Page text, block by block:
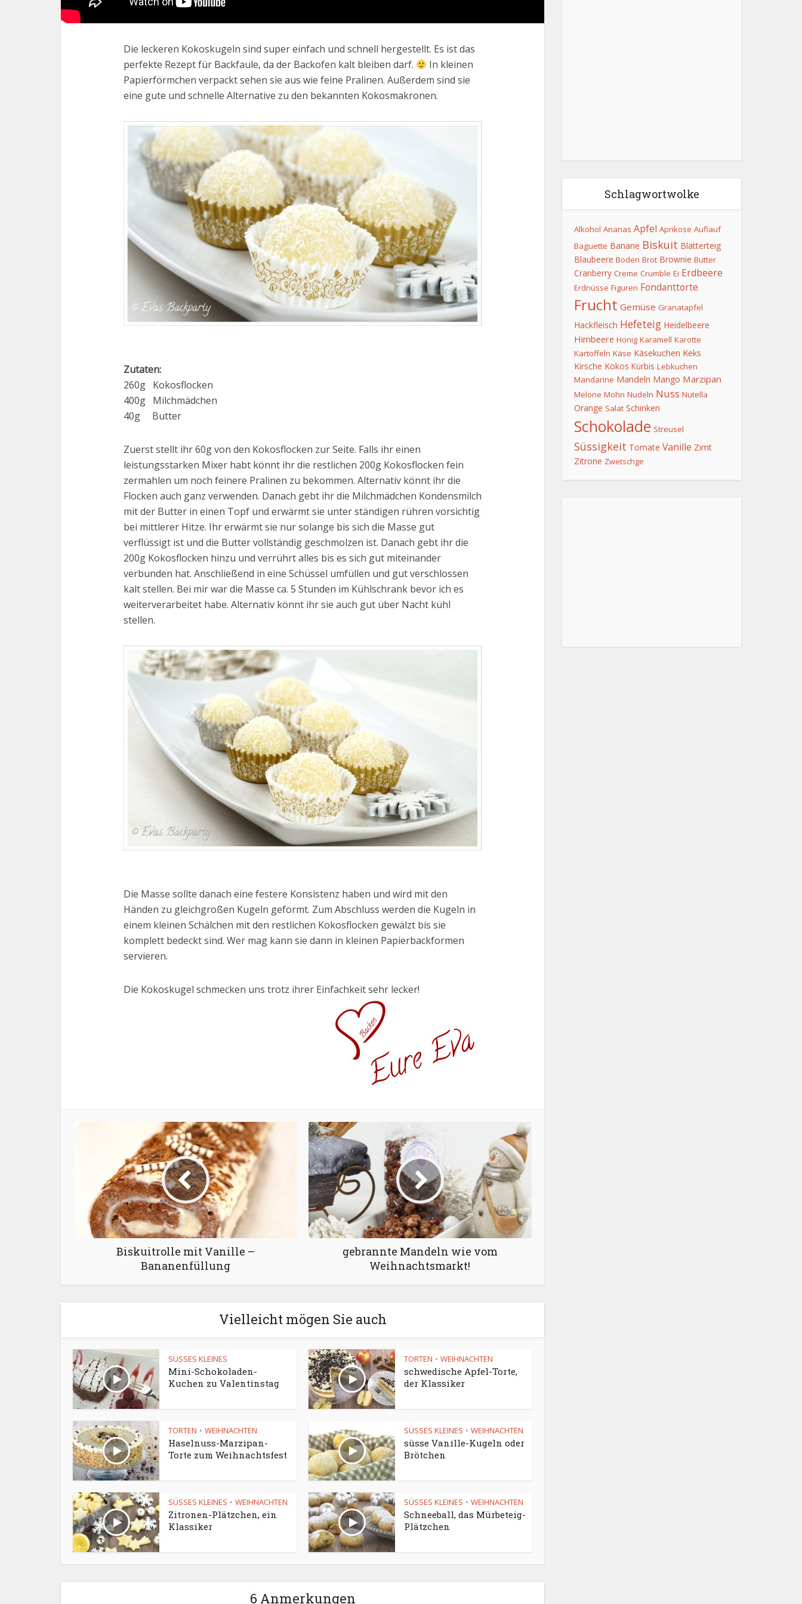
Die leckeren Kokoskugeln sind super einfach und schnell hergestellt. Es ist das
perfekte Rezept für Backfaule, da der Backofen kalt bleiben darf.
In kleinen
Papierförmchen verpackt sehen sie aus wie feine Pralinen. Außerdem sind sie
eine gute und schnelle Alternative zu den bekannten Kokosmakronen.
Zutaten:
260g Kokosflocken
400g Milchmädchen
40g Butter
Zuerst stellt ihr 60g von den Kokosflocken zur Seite. Falls ihr einen
leistungsstarken Mixer habt könnt ihr die restlichen 200g Kokosflocken fein
zermahlen um noch feinere Pralinen zu bekommen. Alternativ könnt ihr die
Flocken auch ganz verwenden. Danach gebt ihr die Milchmädchen Kondensmilch
mit der Butter in einen Topf und erwärmt sie unter ständigen rühren vorsichtig
bei mittlerer Hitze. Ihr erwärmt sie nur solange bis sich die Masse gut
verflüssigt ist und die Butter vollständig geschmolzen ist. Danach gebt ihr die
200g Kokosflocken hinzu und verrührt alles bis es sich gut miteinander
verbunden hat. Anschließend in eine Schüssel umfüllen und gut verschlossen
kalt stellen. Bei mir war die Masse ca. 5 Stunden im Kühlschrank bevor ich es
weiterverarbeitet habe. Alternativ könnt ihr sie auch gut über Nacht kühl
stellen.
Die Masse sollte danach eine festere Konsistenz haben und wird mit den
Händen zu gleichgroßen Kugeln geformt. Zum Abschluss werden die Kugeln in
einem kleinen Schälchen mit den restlichen Kokosflocken gewälzt bis sie
komplett bedeckt sind. Wer mag kann sie dann in kleinen Papierbackformen
servieren.
Die Kokoskugel schmecken uns trotz ihrer Einfachkeit sehr lecker!
Biskuitrolle mit Vanille –
Bananenfüllung
gebrannte Mandeln wie vom
Weihnachtsmarkt!
Vielleicht mögen Sie auch
SÜSSES KLEINES
Mini-Schokoladen-
Kuchen zu Valentinstag
TORTEN • WEIHNACHTEN
schwedische Apfel-Torte,
der Klassiker
TORTEN • WEIHNACHTEN
Haselnuss-Marzipan-
Torte zum Weihnachtsfest
SÜSSES KLEINES • WEIHNACHTEN
süsse Vanille-Kugeln oder
Brötchen
SÜSSES KLEINES • WEIHNACHTEN
Zitronen-Plätzchen, ein
Klassiker
SÜSSES KLEINES • WEIHNACHTEN
Schneeball, das Mürbeteig-
Plätzchen
6 Anmerkungen
Schlagwortwolke
Alkohol Ananas Apfel Aprikose Auflauf
Baguette Banane Biskuit Blätterteig
Blaubeere Boden Brot Brownie Butter
Cranberry Creme Crumble Ei Erdbeere
Erdnüsse Figuren Fondanttorte
Frucht Gemüse Granatapfel
Hackfleisch Hefeteig Heidelbeere
Himbeere Honig Karamell Karotte
Kartoffeln Käse Käsekuchen Keks
Kirsche Kokos Kürbis Lebkuchen
Mandarine Mandeln Mango Marzipan
Melone Mohn Nudeln Nuss Nutella
Orange Salat Schinken
Schokolade Streusel
Süssigkeit Tomate Vanille Zimt
Zitrone Zwetschge